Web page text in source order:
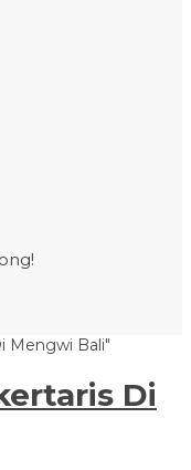
Mengwi Bali"
Di